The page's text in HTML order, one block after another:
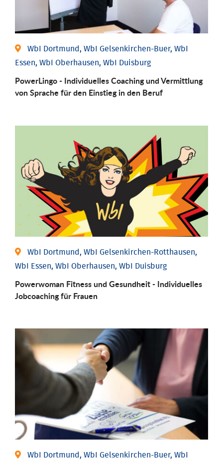
WbI Dortmund, WbI Gelsenkirchen-Buer, WbI
Essen, WbI Oberhausen, WbI Duisburg
PowerLingo - Individuelles Coaching und Vermittlung
von Sprache für den Einstieg in den Beruf
WbI Dortmund, WbI Gelsenkirchen-Rotthausen,
WbI Essen, WbI Oberhausen, WbI Duisburg
Powerwoman Fitness und Gesund­heit - Individu­elles
Job­coaching für Frauen
WbI Dortmund, WbI Gelsenkirchen-Buer, WbI